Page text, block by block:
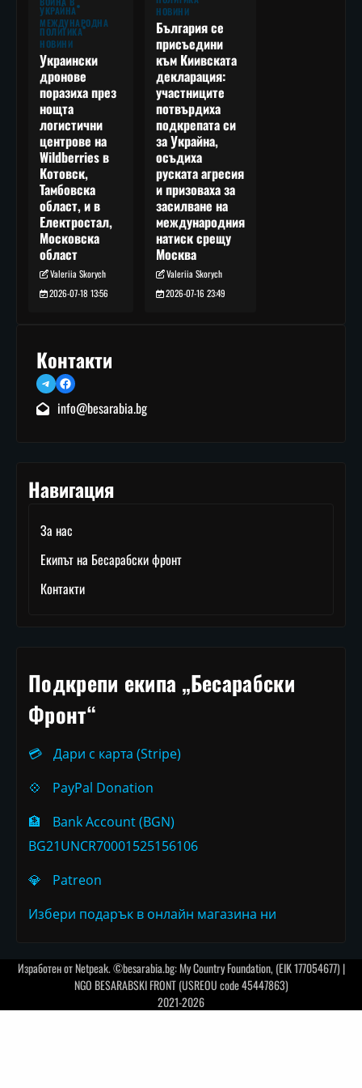
УКРАЙНА
МЕЖДУНАРОДНА
ПОЛИТИКА
НОВИНИ
Украински
дронове
поразиха през
нощта
логистични
центрове на
Wildberries в
Котовск,
Тамбовска
област, и в
Електростал,
Московска
област
Valeriia Skorych
2026-07-18 13:56
НОВИНИ
България се
присъедини
към Киивската
декларация:
участниците
потвърдиха
подкрепата си
за Украйна,
осъдиха
руската агресия
и призоваха за
засилване на
международния
натиск срещу
Москва
Valeriia Skorych
2026-07-16 23:49
Контакти
TelegramFacebook
info@besarabia.bg
Навигация
За нас
Екипът на Бесарабски фронт
Контакти
Подкрепи екипа „Бесарабски
Фронт“
💳
Дари с карта (Stripe)
💠
PayPal Donation
🏦
Bank Account (BGN)
BG21UNCR70001525156106
💎
Patreon
Избери подарък в онлайн магазина ни
Изработен отNetpeak. ©besarabia.bg: My Country Foundation, (EIK 177054677) |
NGO BESARABSKI FRONT (USREOU code 45447863)
2021-2026